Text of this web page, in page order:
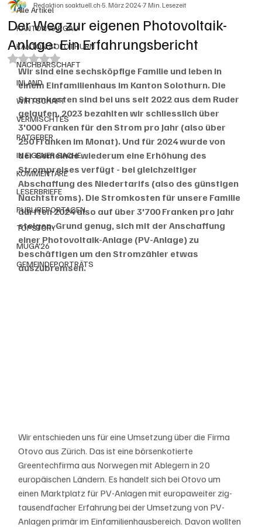
Alle Artikel
KANTON AARGAU
KANTON SOLOTHURN
NACHBARSCHAFT
INLAND
WIRTSCHAFT
VERMISCHTES
RATGEBER
IN EIGENER SACHE
KOMMENTARE
LESERBRIEFE
PUBLIREPORTAGEN
TOPSTORY
MUGA'26
GEMEINDEPORTRÄTS
Der Weg zur eigenen Photovoltaik-
Anlage: Ein Erfahrungsbericht
Redaktion soaktuell.ch5. März 20247 Min. Lesezeit
Mit NaN von 5 Sternen bewertet.
Wir sind eine sechsköpfige Familie und leben in
einem Einfamilienhaus im Kanton Solothurn. Die
Stromkosten sind bei uns seit 2022 aus dem Ruder
gelaufen. 2023 bezahlten wir schliesslich über
3'000 Franken für den Strom pro Jahr (also über
250 Franken im Monat). Und für 2024 wurde von
der Gemeinde wiederum eine Erhöhung des
Strompreises verfügt - bei gleichzeitiger
Abschaffung des Niedertarifs (also des günstigen
Nachtstroms). Die Stromkosten für unsere Familie
dürften 2024 also auf über 3'700 Franken pro Jahr
steigen. Grund genug, sich mit der Anschaffung
einer Photovoltaik-Anlage (PV-Anlage) zu
beschäftigen um den Stromzähler etwas
auszubremsen.
Wir entschieden uns für eine Umsetzung über die Firma
Otovo aus Zürich. Das ist eine börsenkotierte
Greentechfirma aus Norwegen mit Ablegern in 20
europäischen Ländern. Es handelt sich bei Otovo um
einen Marktplatz für PV-Anlagen mit europaweiter zig-
tausendfacher Erfahrung bei der Umsetzung von PV-
Anlagen primär im Einfamilienhausbereich. Davon wollten